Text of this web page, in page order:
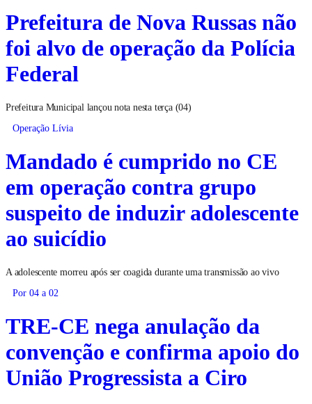
Prefeitura de Nova Russas não
foi alvo de operação da Polícia
Federal
Prefeitura Municipal lançou nota nesta terça (04)
Operação Lívia
Mandado é cumprido no CE
em operação contra grupo
suspeito de induzir adolescente
ao suicídio
A adolescente morreu após ser coagida durante uma transmissão ao vivo
Por 04 a 02
TRE-CE nega anulação da
convenção e confirma apoio do
União Progressista a Ciro